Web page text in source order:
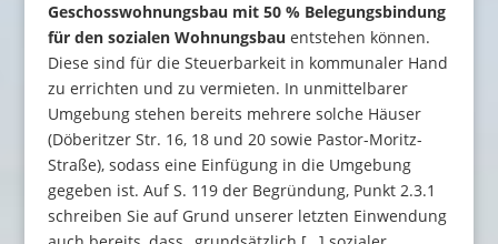
Geschosswohnungsbau mit 50 % Belegungsbindung
für den sozialen Wohnungsbau entstehen können.
Diese sind für die Steuerbarkeit in kommunaler Hand
zu errichten und zu vermieten. In unmittelbarer
Umgebung stehen bereits mehrere solche Häuser
(Döberitzer Str. 16, 18 und 20 sowie Pastor-Moritz-
Straße), sodass eine Einfügung in die Umgebung
gegeben ist. Auf S. 119 der Begründung, Punkt 2.3.1
schreiben Sie auf Grund unserer letzten Einwendung